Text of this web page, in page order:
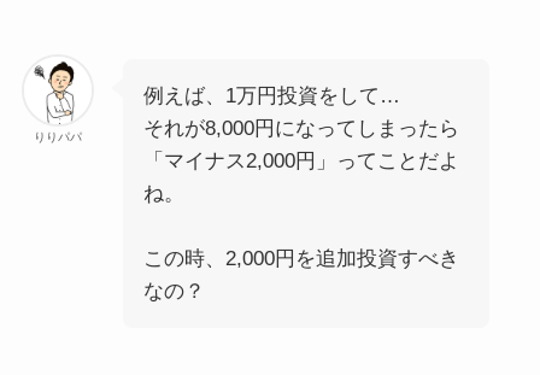
りりパパ
例えば、1万円投資をして…
それが8,000円になってしまったら
「マイナス2,000円」ってことだよ
ね。
この時、2,000円を追加投資すべき
なの？